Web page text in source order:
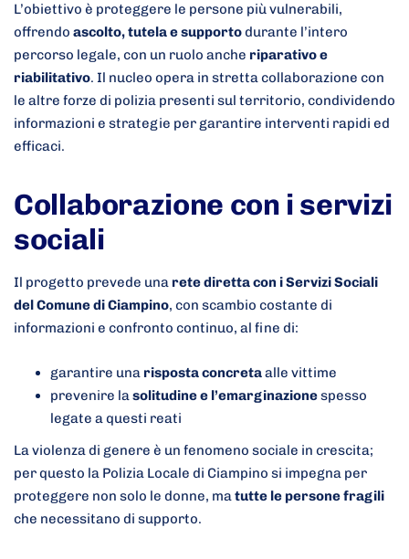
L’obiettivo è proteggere le persone più vulnerabili,
offrendo ascolto, tutela e supportodurante l’intero
percorso legale, con un ruolo anche riparativo e
riabilitativo. Il nucleo opera in stretta collaborazione con
le altre forze di polizia presenti sul territorio, condividendo
informazioni e strategie per garantire interventi rapidi ed
efficaci.
Collaborazione con i servizi
sociali
Il progetto prevede una rete diretta con i Servizi Sociali
del Comune di Ciampino, con scambio costante di
informazioni e confronto continuo, al fine di:
garantire una risposta concretaalle vittime
prevenire lasolitudine e l’emarginazionespesso
legate a questi reati
La violenza di genere è un fenomeno sociale in crescita;
per questo la Polizia Locale di Ciampino si impegna per
proteggere non solo le donne, matutte le persone fragili
che necessitano di supporto.